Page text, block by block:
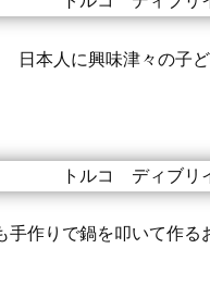
日本人に興味津々の子
手作りで鍋を叩いて作る